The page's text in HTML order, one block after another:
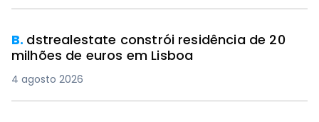
B. dstrealestate constrói residência de 20
milhões de euros em Lisboa
4 agosto 2026